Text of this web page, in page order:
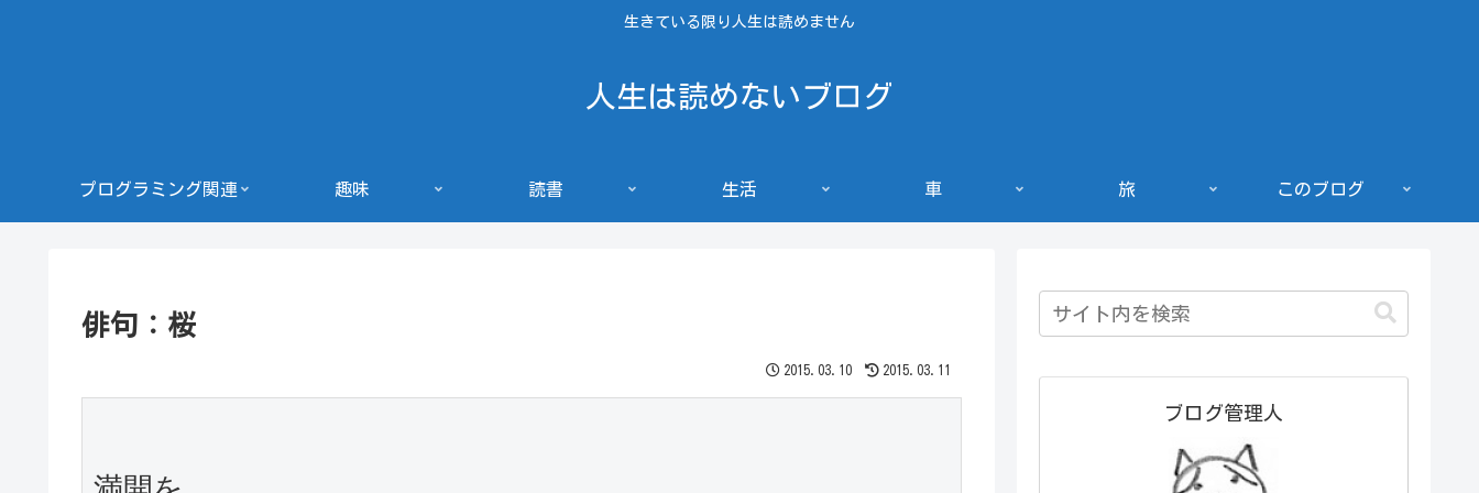
生きている限り人生は読めません
人生は読めないブログ
プログラミング関連 趣味 読書 生活 車 旅 このブログ
俳句：桜
2015.03.10 2015.03.11
ブログ管理人